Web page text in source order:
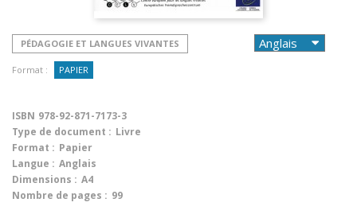
PÉDAGOGIE ET LANGUES VIVANTES
Format : PAPIER
ISBN 978-92-871-7173-3
Type de document : Livre
Format : Papier
Langue : Anglais
Dimensions : A4
Nombre de pages : 99